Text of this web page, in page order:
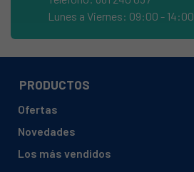
Lunes a Viernes: 09:00 - 14:00
PRODUCTOS
Ofertas
Novedades
Los más vendidos